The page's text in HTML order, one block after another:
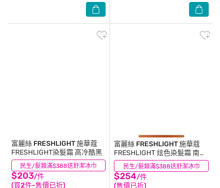
民生/髮類滿$388送舒潔冰巾
富麗絲 FRESHLIGHT施華蔻
FRESHLIGHT染髮霜 高冷酷黑
$203/件
(買2件-售價已折)
(0) 民生/髮類滿$388送舒潔冰巾
富麗絲 FRESHLIGHT施華蔻
FRESHLIGHT 炫色染髮霜 南瓜
焦糖
$254/件
(售價已折)
(0)